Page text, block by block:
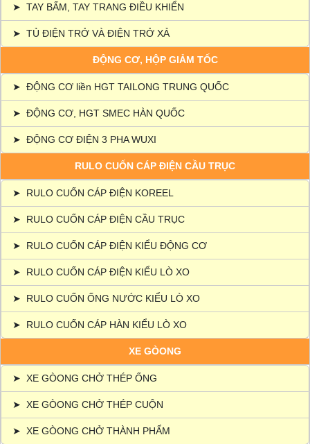
➤ TAY BẤM, TAY TRANG ĐIỀU KHIỂN
➤ TỦ ĐIỆN TRỞ VÀ ĐIỆN TRỞ XẢ
ĐỘNG CƠ, HỘP GIẢM TỐC
➤ ĐỘNG CƠ liền HGT TAILONG TRUNG QUỐC
➤ ĐỘNG CƠ, HGT SMEC HÀN QUỐC
➤ ĐỘNG CƠ ĐIỆN 3 PHA WUXI
RULO CUỐN CÁP ĐIỆN CẦU TRỤC
➤ RULO CUỐN CÁP ĐIỆN KOREEL
➤ RULO CUỐN CÁP ĐIỆN CẦU TRỤC
➤ RULO CUỐN CÁP ĐIỆN KIỂU ĐỘNG CƠ
➤ RULO CUỐN CÁP ĐIỆN KIỂU LÒ XO
➤ RULO CUỐN ỐNG NƯỚC KIỂU LÒ XO
➤ RULO CUỐN CÁP HÀN KIỂU LÒ XO
XE GÒONG
➤ XE GÒONG CHỞ THÉP ỐNG
➤ XE GÒONG CHỞ THÉP CUỘN
➤ XE GÒONG CHỞ THÀNH PHẨM